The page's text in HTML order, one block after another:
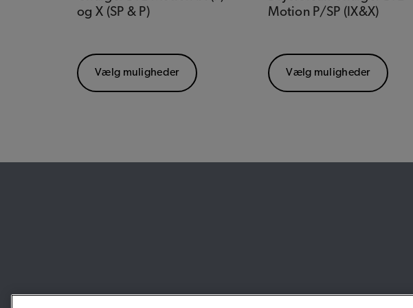
og X (SP & P)
Vælg muligheder
Motion P/SP (IX&X)
Vælg muligheder